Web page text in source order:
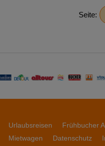
Seite:
Urlaubsreisen Frühbucher
Mietwagen
Datenschutz